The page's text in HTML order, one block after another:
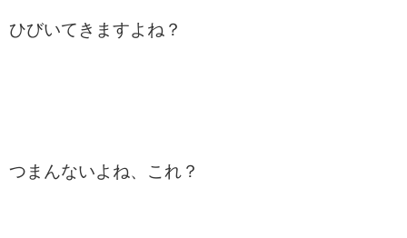
ひびいてきますよね？
つまんないよね、これ？